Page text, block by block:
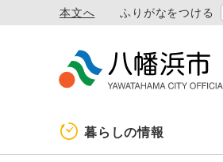
本文へ ふりがなをつける
暮らしの情報